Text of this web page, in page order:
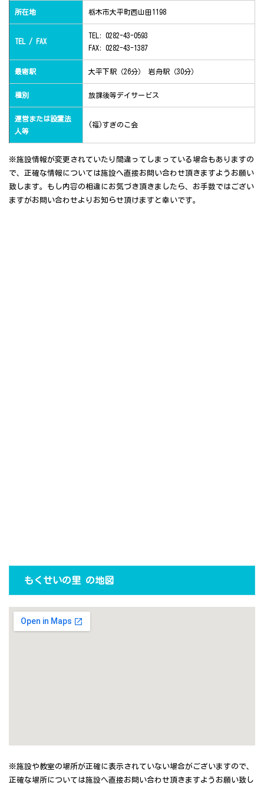
所在地 栃木市大平町西山田1198
TEL / FAX
TEL: 0282-43-0593
FAX: 0282-43-1387
最寄駅 大平下駅（26分） 岩舟駅（30分）
種別 放課後等デイサービス
運営または設置法
人等
(福)すぎのこ会
※施設情報が変更されていたり間違ってしまっている場合もありますの
で、正確な情報については施設へ直接お問い合わせ頂きますようお願い
致します。もし内容の相違にお気づき頂きましたら、お手数ではござい
ますがお問い合わせよりお知らせ頂けますと幸いです。
もくせいの里 の地図
※施設や教室の場所が正確に表示されていない場合がございますので、
正確な場所については施設へ直接お問い合わせ頂きますようお願い致し